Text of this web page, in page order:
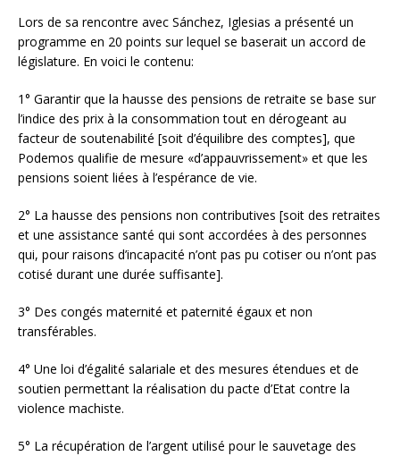
Lors de sa rencontre avec Sánchez, Iglesias a présenté un
programme en 20 points sur lequel se baserait un accord de
législature. En voici le contenu:
1° Garantir que la hausse des pensions de retraite se base sur
l’indice des prix à la consommation tout en dérogeant au
facteur de soutenabilité [soit d’équilibre des comptes], que
Podemos qualifie de mesure «d’appauvrissement» et que les
pensions soient liées à l’espérance de vie.
2° La hausse des pensions non contributives [soit des retraites
et une assistance santé qui sont accordées à des personnes
qui, pour raisons d’incapacité n’ont pas pu cotiser ou n’ont pas
cotisé durant une durée suffisante].
3° Des congés maternité et paternité égaux et non
transférables.
4° Une loi d’égalité salariale et des mesures étendues et de
soutien permettant la réalisation du pacte d’Etat contre la
violence machiste.
5° La récupération de l’argent utilisé pour le sauvetage des